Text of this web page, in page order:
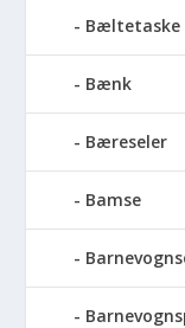
Bæltetaske
Bænk
Bæreseler
Bamse